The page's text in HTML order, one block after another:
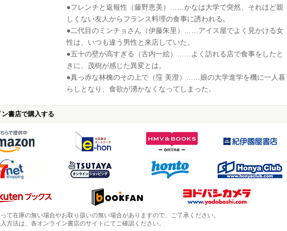
●フレンチと返報性（藤野恵美）……かなは大学で突然、それほど親
しくない友人からフランス料理の食事に誘われる。
●二代目のミンチョさん（伊藤朱里）……アイス屋でよく見かける女
性は、いつも違う男性と来店していた。
●五十の壁が高すぎる（古内一絵）……よく訪れる店で食事をしたと
きに、茂樹が感じた異変とは。
●真っ赤な林檎のその上で（窪 美澄）……娘の大学進学を機に一人暮
らしとなり、食欲が湧かなくなってしまった。
書店で購入する
て在庫の無い場合やお取り扱いの無い場合がありますので、ご了承ください。
方法は、各オンライン書店のサイトにてご確認ください。